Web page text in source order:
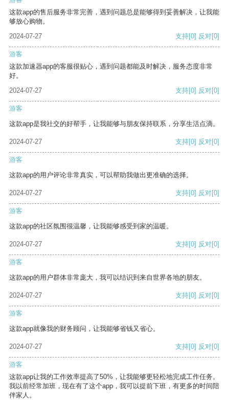
这款app的售后服务非常完善，遇到问题总是能够得到妥善解决，让我能
够放心购物。
2024-07-27
支持[0] 反对[0]
游客
这款加速器app的客服很贴心，遇到问题都能及时解决，服务态度非常
好。
2024-07-27
支持[0] 反对[0]
游客
这款app是我社交的好帮手，让我能够与朋友保持联系，分享生活点滴。
2024-07-27 支持[0] 反对[0]
游客
这款app的用户评论非常真实，可以帮助我做出更准确的选择。
2024-07-27 支持[0] 反对[0]
游客
这款app的社区氛围很温馨，让我能够感受到家的温暖。
2024-07-27 支持[0] 反对[0]
游客
这款app的用户群体非常庞大，我可以结识到来自世界各地的朋友。
2024-07-27 支持[0] 反对[0]
游客
这款app就像我的财务顾问，让我能够省钱又省心。
2024-07-27 支持[0] 反对[0]
游客
这款app让我的工作效率提高了50%，让我能够更轻松地完成工作任务。
我以前经常加班，现在有了这个app，我可以提前下班，有更多的时间陪
伴家人。